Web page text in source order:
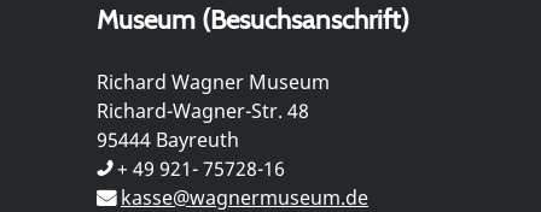
Museum (Besuchsanschrift)
Richard Wagner Museum
Richard-Wagner-Str. 48
95444 Bayreuth
+ 49 921- 75728-16
kasse@wagnermuseum.de